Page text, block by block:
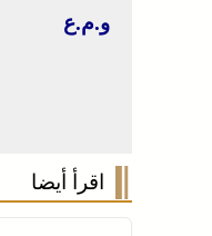
و.م.ع
اقرأ أيضا